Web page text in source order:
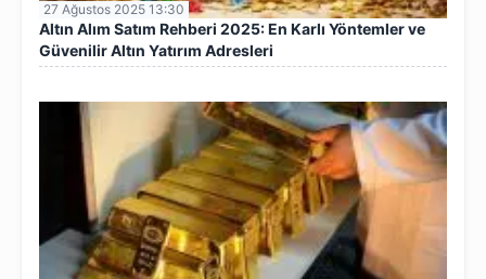
27 Ağustos 2025 13:30
Altın Alım Satım Rehberi 2025: En Karlı Yöntemler ve
Güvenilir Altın Yatırım Adresleri